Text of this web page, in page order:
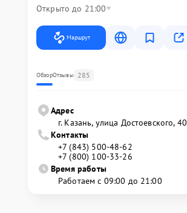
Открыто до 21:00
Маршрут
ОбзорОтзывы 285
Адрес
г. Казань, улица Достоевского, 40
Контакты
+7 (843) 500-48-62
+7 (800) 100-33-26
Время работы
Работаем с 09:00 до 21:00